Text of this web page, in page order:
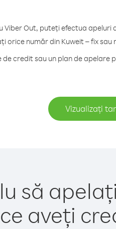
Viber Out, puteți efectua apeluri
orice număr din Kuweit – fix sau
credit sau un plan de apelare
Vizualizați
să
aveți